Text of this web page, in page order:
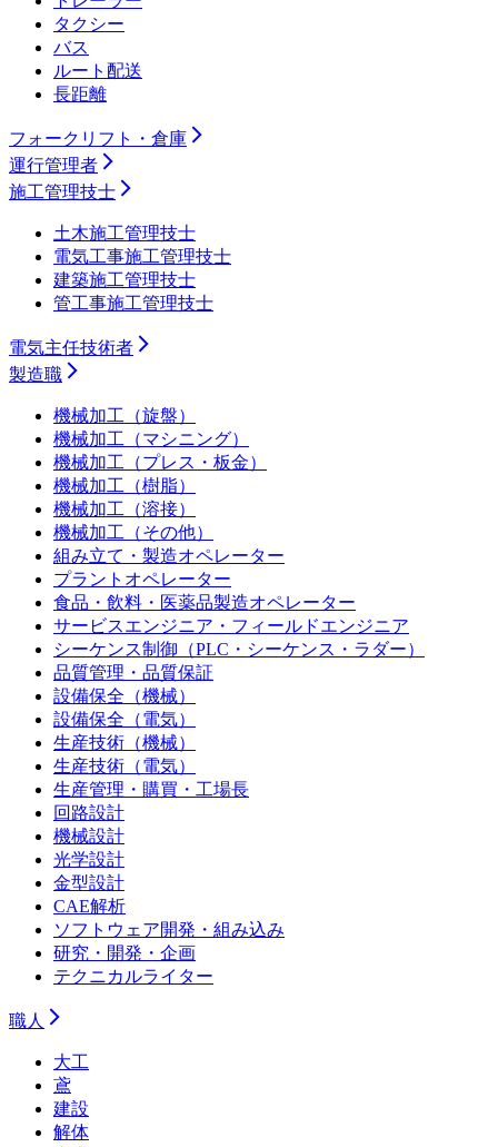
タクシー
バス
ルート配送
長距離
フォークリフト・倉庫
運行管理者
施工管理技士
土木施工管理技士
電気工事施工管理技士
建築施工管理技士
管工事施工管理技士
電気主任技術者
製造職
機械加工（旋盤）
機械加工（マシニング）
機械加工（プレス・板金）
機械加工（樹脂）
機械加工（溶接）
機械加工（その他）
組み立て・製造オペレーター
プラントオペレーター
食品・飲料・医薬品製造オペレーター
サービスエンジニア・フィールドエンジニア
シーケンス制御（PLC・シーケンス・ラダー）
品質管理・品質保証
設備保全（機械）
設備保全（電気）
生産技術（機械）
生産技術（電気）
生産管理・購買・工場長
回路設計
機械設計
光学設計
金型設計
CAE解析
ソフトウェア開発・組み込み
研究・開発・企画
テクニカルライター
職人
大工
鳶
建設
解体